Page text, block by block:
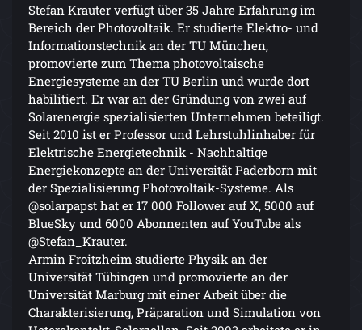
Stefan Krauter verfügt über 35 Jahre Erfahrung im
Bereich der Photovoltaik. Er studierte Elektro- und
Informationstechnik an der TU München,
promovierte zum Thema photovoltaische
Energiesysteme an der TU Berlin und wurde dort
habilitiert. Er war an der Gründung von zwei auf
Solarenergie spezialisierten Unternehmen beteiligt.
Seit 2010 ist er Professor und Lehrstuhlinhaber für
Elektrische Energietechnik - Nachhaltige
Energiekonzepte an der Universität Paderborn mit
der Spezialisierung Photovoltaik-Systeme. Als
@solarpapst hat er 17 000 Follower auf X, 5000 auf
BlueSky und 6000 Abonnenten auf YouTube als
@Stefan_Krauter.
Armin Froitzheim studierte Physik an der
Universität Tübingen und promovierte an der
Universität Marburg mit einer Arbeit über die
Charakterisierung, Präparation und Simulation von